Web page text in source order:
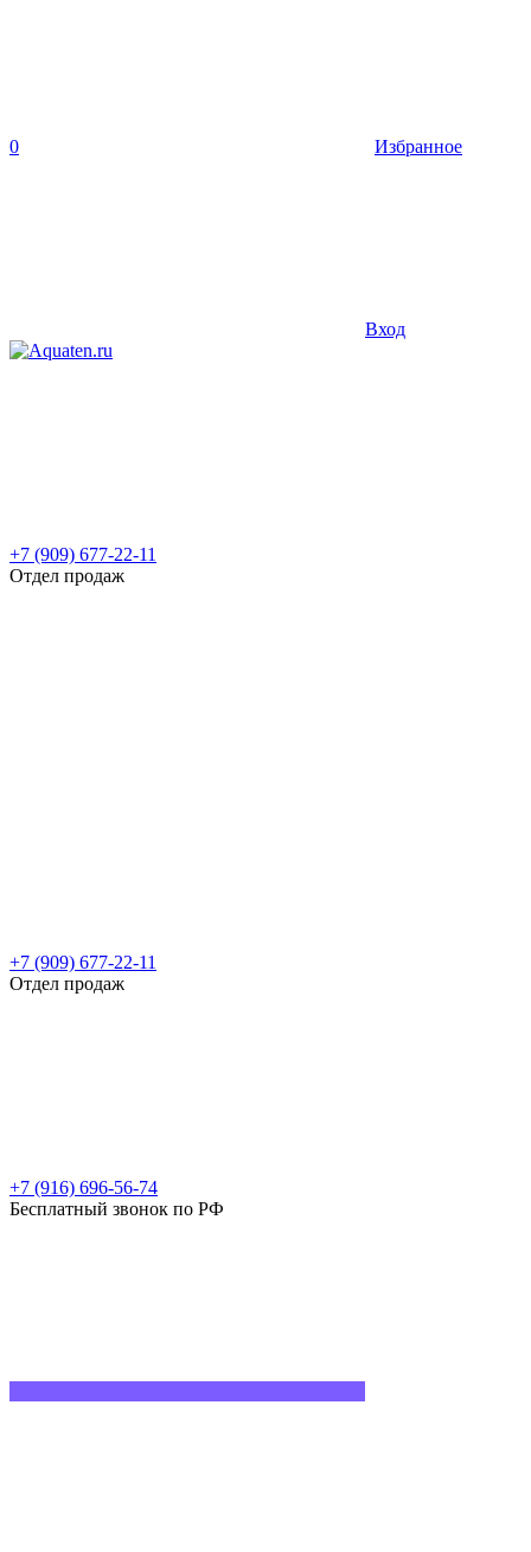
0 Избранное
Вход
+7 (909) 677-22-11
Отдел продаж
+7 (909) 677-22-11
Отдел продаж
+7 (916) 696-56-74
Бесплатный звонок по РФ